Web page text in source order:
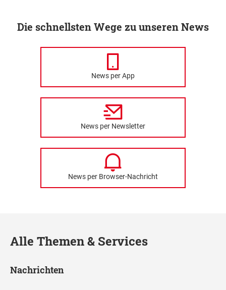
Die schnellsten Wege zu unseren News
News per App
News per Newsletter
News per Browser-Nachricht
Alle Themen & Services
Nachrichten